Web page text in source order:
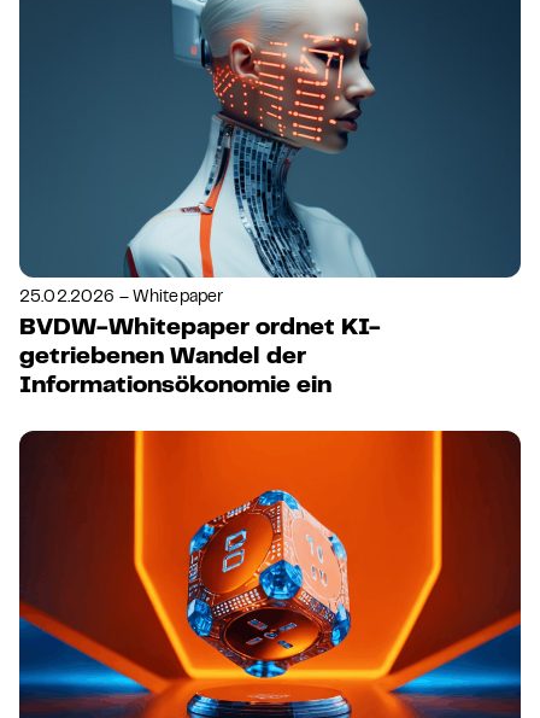
25.02.2026 – Whitepaper
BVDW-Whitepaper ordnet KI-
getriebenen Wandel der
Informationsökonomie ein